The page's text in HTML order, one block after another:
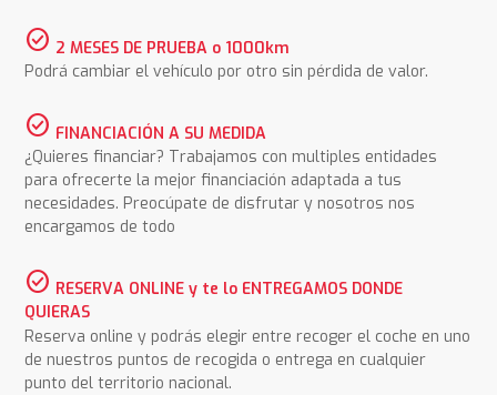
check_circle 2 MESES DE PRUEBA o 1000km
Podrá cambiar el vehículo por otro sin pérdida de valor.
check_circle FINANCIACIÓN A SU MEDIDA
¿Quieres financiar? Trabajamos con multiples entidades
para ofrecerte la mejor financiación adaptada a tus
necesidades. Preocúpate de disfrutar y nosotros nos
encargamos de todo
check_circle RESERVA ONLINE y te lo ENTREGAMOS DONDE
QUIERAS
Reserva online y podrás elegir entre recoger el coche en uno
de nuestros puntos de recogida o entrega en cualquier
punto del territorio nacional.